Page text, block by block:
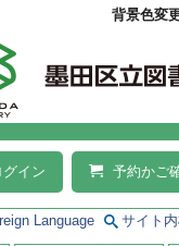
背景色変
グイン 予約かご
Language サイト